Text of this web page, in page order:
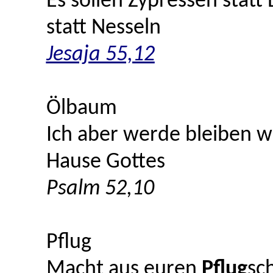
statt Nesseln
Jesaja 55,12
Ölbaum
Ich aber werde bleiben
Hause Gottes
Psalm 52,10
Pflug